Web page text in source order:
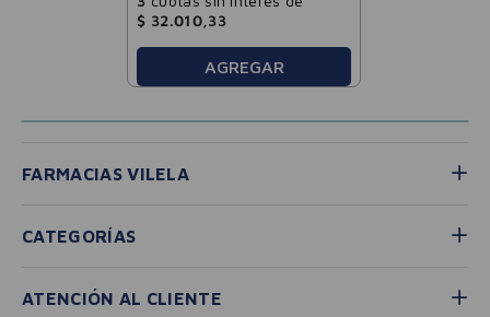
$ 32.010, 33
AGREGAR
FARMACIAS VILELA
CATEGORÍAS
ATENCIÓN AL CLIENTE